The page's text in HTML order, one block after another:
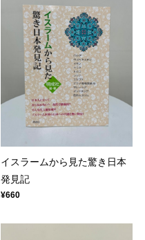
イスラームから見た驚き日本
発見記
¥660